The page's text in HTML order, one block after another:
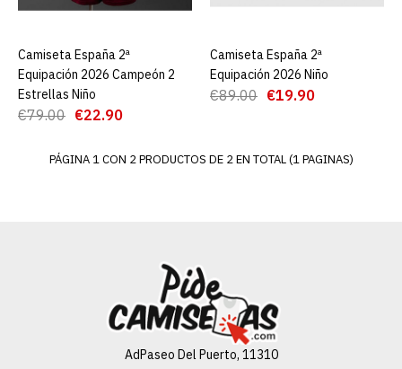
ADD TO COMPARE
Camiseta España 2ª
Equipación 2026 Niño
€19.90
AGREGAR AL CARRO
Camiseta España 2ª
Equipación 2026 Campeón 2
Estrellas Niño
€79.00 €22.90
AGREGAR AL CARRO
Camiseta España 2ª
Equipación 2026 Niño
€89.00 €19.90
PÁGINA 1 CON 2 PRODUCTOS DE 2 EN TOTAL (1 PAGINAS)
AdPaseo Del Puerto, 11310